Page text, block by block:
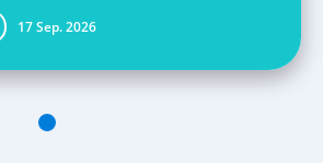
17 Sep. 2026